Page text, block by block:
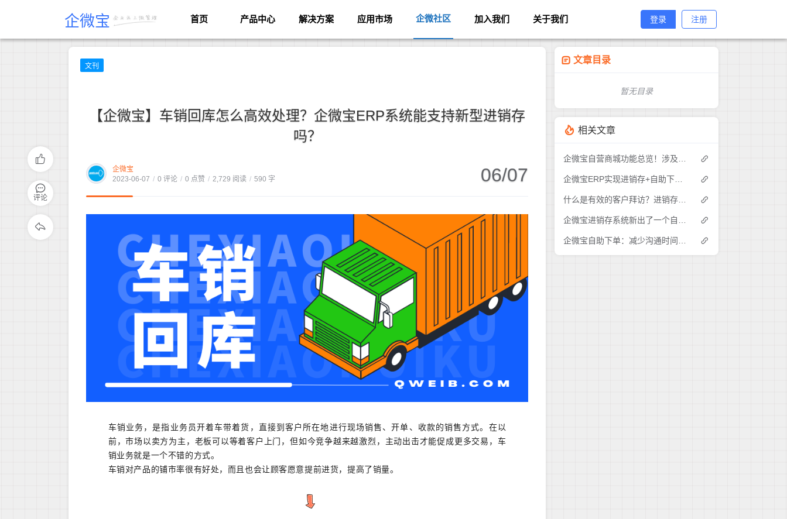
企微宝 首页 产品中心 解决方案 应用市场 企微社区 加入我们 关于我们 登录 注册
文刊
【企微宝】车销回库怎么高效处理？企微宝ERP系统能支持新型进销存
吗？
企微宝
2023-06-07 / 0 评论 / 0 点赞 / 2,729 阅读 / 590 字 06/07
车销业务，是指业务员开着车带着货，直接到客户所在地进行现场销售、开单、收款的销售方式。在以
前，市场以卖方为主，老板可以等着客户上门，但如今竞争越来越激烈，主动出击才能促成更多交易，车
销业务就是一个不错的方式。
车销对产品的铺市率很有好处，而且也会让顾客愿意提前进货，提高了销量。
评论
文章目录
暂无目录
相关文章